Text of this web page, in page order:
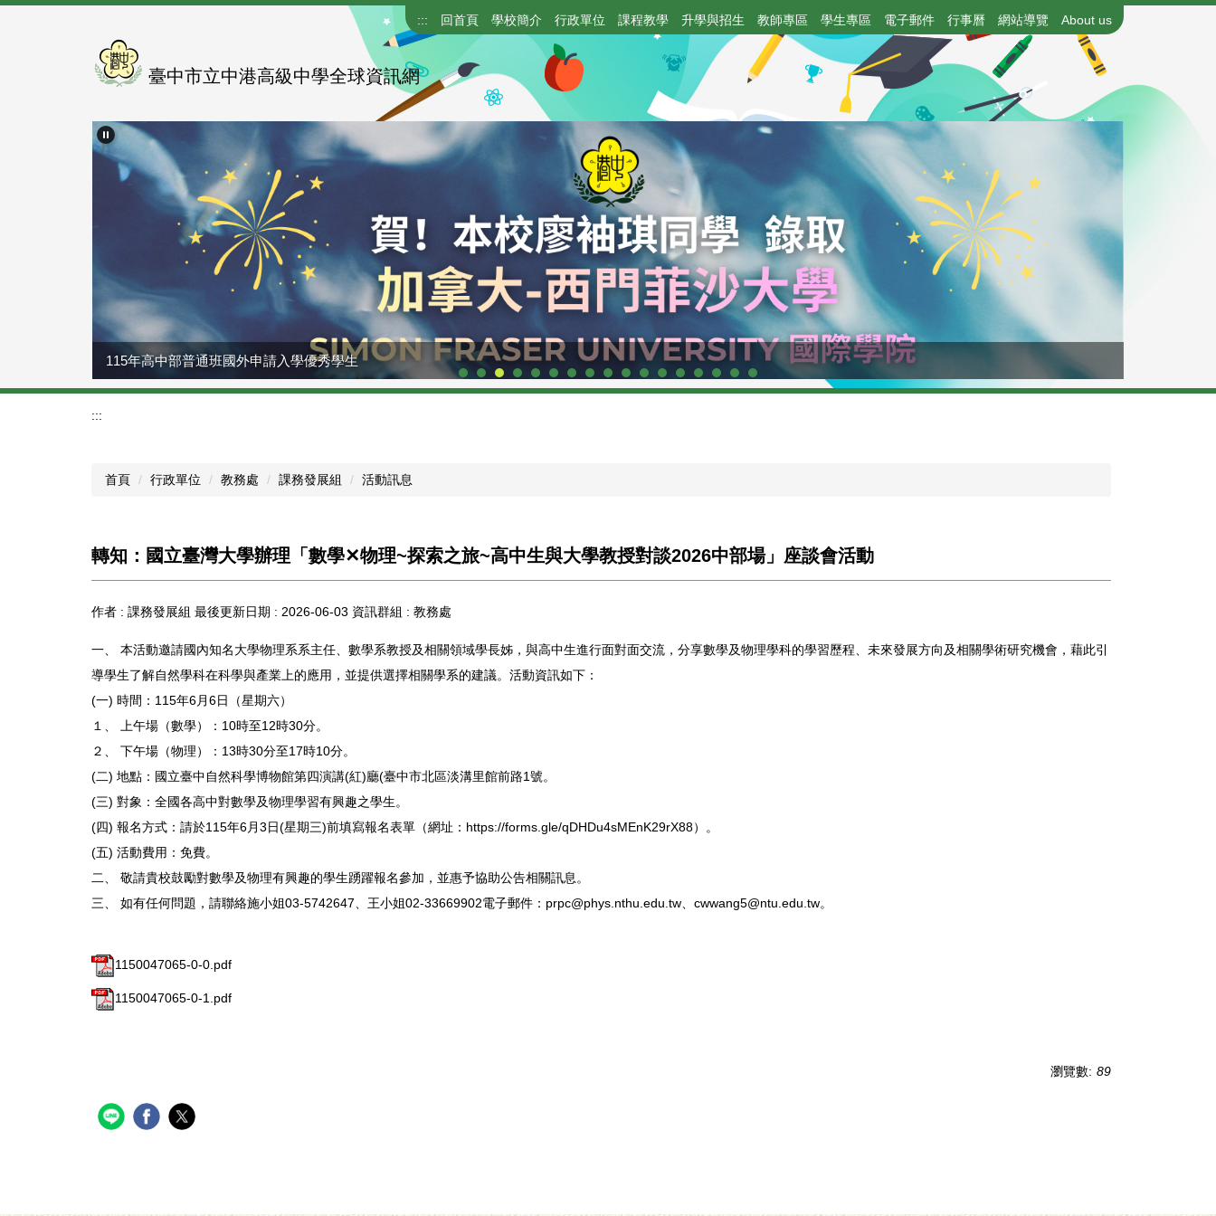
臺中市立中港高級中學全球資訊網
::: 回首頁 學校簡介 行政單位 課程教學 升學與招生 教師專區 學生專區 電子郵件 行事曆 網站導覽 About us
115年高中部普通班國外申請入學優秀學生
:::
首頁 行政單位 教務處 課務發展組 活動訊息
轉知：國立臺灣大學辦理「數學✕物理~探索之旅~高中生與大學教授對談2026中部場」座談會活動
作者 : 課務發展組 最後更新日期 : 2026-06-03 資訊群組 : 教務處
一、 本活動邀請國內知名大學物理系系主任、數學系教授及相關領域學長姊，與高中生進行面對面交流，分享數學及物理學科的學習歷程、未來發展方向及相關學術研究機會，藉此引
導學生了解自然學科在科學與產業上的應用，並提供選擇相關學系的建議。活動資訊如下：
(一) 時間：115年6月6日（星期六）
１、 上午場（數學）：10時至12時30分。
２、 下午場（物理）：13時30分至17時10分。
(二) 地點：國立臺中自然科學博物館第四演講(紅)廳(臺中市北區淡溝里館前路1號。
(三) 對象：全國各高中對數學及物理學習有興趣之學生。
(四) 報名方式：請於115年6月3日(星期三)前填寫報名表單（網址：https://forms.gle/qDHDu4sMEnK29rX88）。
(五) 活動費用：免費。
二、 敬請貴校鼓勵對數學及物理有興趣的學生踴躍報名參加，並惠予協助公告相關訊息。
三、 如有任何問題，請聯絡施小姐03-5742647、王小姐02-33669902電子郵件：prpc@phys.nthu.edu.tw、cwwang5@ntu.edu.tw。
1150047065-0-0.pdf
1150047065-0-1.pdf
瀏覽數: 89